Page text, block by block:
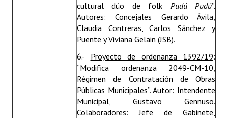
cultural dúo de folk Pudú Pudú”.
Autores: Concejales Gerardo Ávila,
Claudia Contreras, Carlos Sánchez y
Puente y Viviana Gelain (JSB).
6.- Proyecto de ordenanza 1392/19:
“Modifica ordenanza 2049-CM-10,
Régimen de Contratación de Obras
Públicas Municipales”. Autor: Intendente
Municipal, Gustavo Gennuso.
Colaboradores: Jefe de Gabinete,